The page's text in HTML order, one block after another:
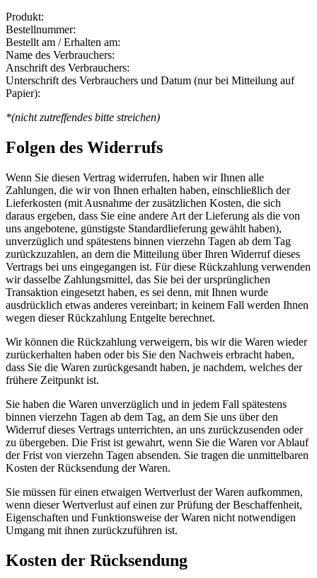
Produkt:
Bestellnummer:
Bestellt am / Erhalten am:
Name des Verbrauchers:
Anschrift des Verbrauchers:
Unterschrift des Verbrauchers und Datum (nur bei Mitteilung auf
Papier):
*(nicht zutreffendes bitte streichen)
Folgen des Widerrufs
Wenn Sie diesen Vertrag widerrufen, haben wir Ihnen alle
Zahlungen, die wir von Ihnen erhalten haben, einschließlich der
Lieferkosten (mit Ausnahme der zusätzlichen Kosten, die sich
daraus ergeben, dass Sie eine andere Art der Lieferung als die von
uns angebotene, günstigste Standardlieferung gewählt haben),
unverzüglich und spätestens binnen vierzehn Tagen ab dem Tag
zurückzuzahlen, an dem die Mitteilung über Ihren Widerruf dieses
Vertrags bei uns eingegangen ist. Für diese Rückzahlung verwenden
wir dasselbe Zahlungsmittel, das Sie bei der ursprünglichen
Transaktion eingesetzt haben, es sei denn, mit Ihnen wurde
ausdrücklich etwas anderes vereinbart; in keinem Fall werden Ihnen
wegen dieser Rückzahlung Entgelte berechnet.
Wir können die Rückzahlung verweigern, bis wir die Waren wieder
zurückerhalten haben oder bis Sie den Nachweis erbracht haben,
dass Sie die Waren zurückgesandt haben, je nachdem, welches der
frühere Zeitpunkt ist.
Sie haben die Waren unverzüglich und in jedem Fall spätestens
binnen vierzehn Tagen ab dem Tag, an dem Sie uns über den
Widerruf dieses Vertrags unterrichten, an uns zurückzusenden oder
zu übergeben. Die Frist ist gewahrt, wenn Sie die Waren vor Ablauf
der Frist von vierzehn Tagen absenden. Sie tragen die unmittelbaren
Kosten der Rücksendung der Waren.
Sie müssen für einen etwaigen Wertverlust der Waren aufkommen,
wenn dieser Wertverlust auf einen zur Prüfung der Beschaffenheit,
Eigenschaften und Funktionsweise der Waren nicht notwendigen
Umgang mit ihnen zurückzuführen ist.
Kosten der Rücksendung